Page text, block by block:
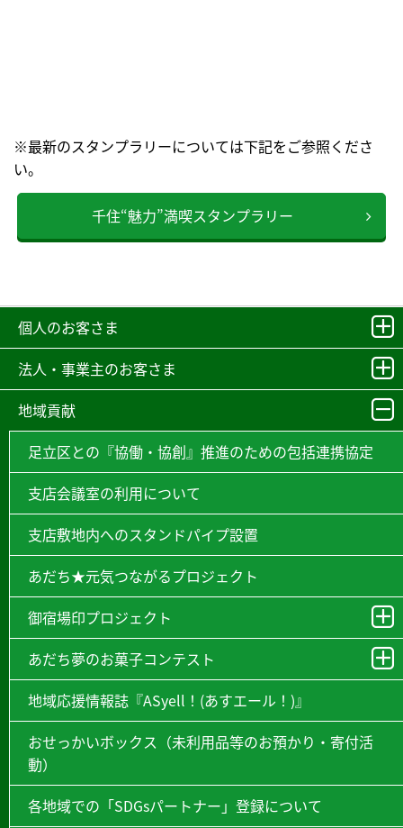
※最新のスタンプラリーについては下記をご参照くださ
い。
千住“魅力”満喫スタンプラリー
個人のお客さま
法人・事業主のお客さま
地域貢献
足立区との『協働・協創』推進のための包括連携協定
支店会議室の利用について
支店敷地内へのスタンドパイプ設置
あだち★元気つながるプロジェクト
御宿場印プロジェクト
あだち夢のお菓子コンテスト
地域応援情報誌『ASyell！(あすエール！)』
おせっかいボックス（未利用品等のお預かり・寄付活
動）
各地域での「SDGsパートナー」登録について